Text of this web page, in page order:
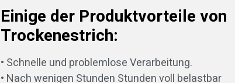
Einige der Produktvorteile von
Trockenestrich:
• Schnelle und problemlose Verarbeitung.
• Nach wenigen Stunden Stunden voll belastbar